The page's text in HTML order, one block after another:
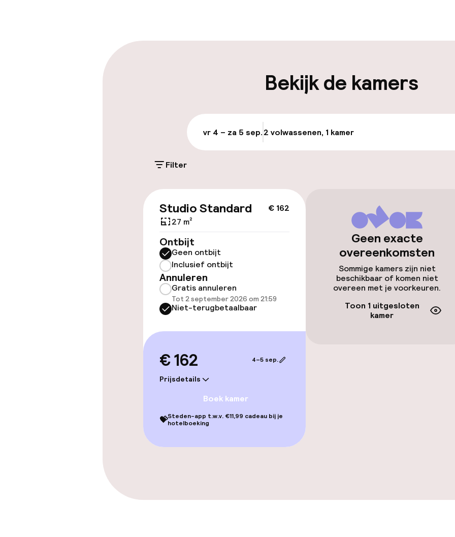
Toegankelijkheid
Lift
Entertainment
Eet- en drinkgelegenheden
Restaurant
Schoonmaakvoorzieningen
Wasservice
Zakelijke faciliteiten
Bekijk de kamers
vr 4 – za 5 sep.2 volwassenen, 1 kamer
Filter
€ 162
Studio Standard
27 m²
Ontbijt
Geen ontbijt
Inclusief ontbijt
Annuleren
Gratis annuleren
Tot 2 september 2026 om 21:59
Niet-terugbetaalbaar
€ 162
Prijsdetails
4–5 sep.
Boek kamer
💝Steden-app t.w.v. €11,99 cadeau bij je
hotelboeking
Geen exacte
overeenkomsten
Sommige kamers zijn niet
beschikbaar of komen niet
overeen met je voorkeuren.
Toon 1 uitgesloten
kamer